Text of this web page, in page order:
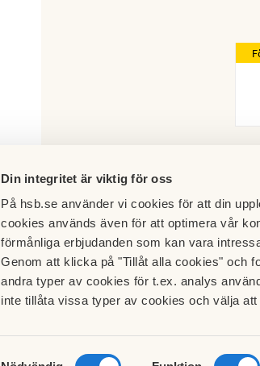
Din integritet är viktig för oss
På hsb.se använder vi cookies för att din
cookies används även för att optimera vår
förmånliga erbjudanden som kan vara
Genom att klicka på "Tillåt alla cookies" och
andra typer av cookies för t.ex. analys
inte tillåta vissa typer av cookies och välja
Samtyckesval
Box 434